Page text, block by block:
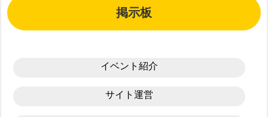
掲示板
イベント紹介
サイト運営